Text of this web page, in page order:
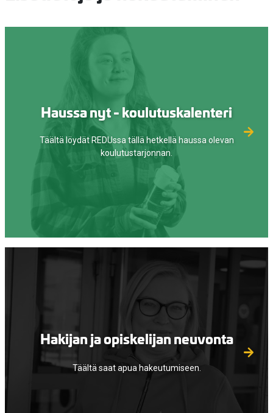
Haussa nyt - koulutuskalenteri
Täältä löydät REDUssa tällä hetkellä haussa olevan
koulutustarjonnan.
Hakijan ja opiskelijan neuvonta
Täältä saat apua hakeutumiseen.